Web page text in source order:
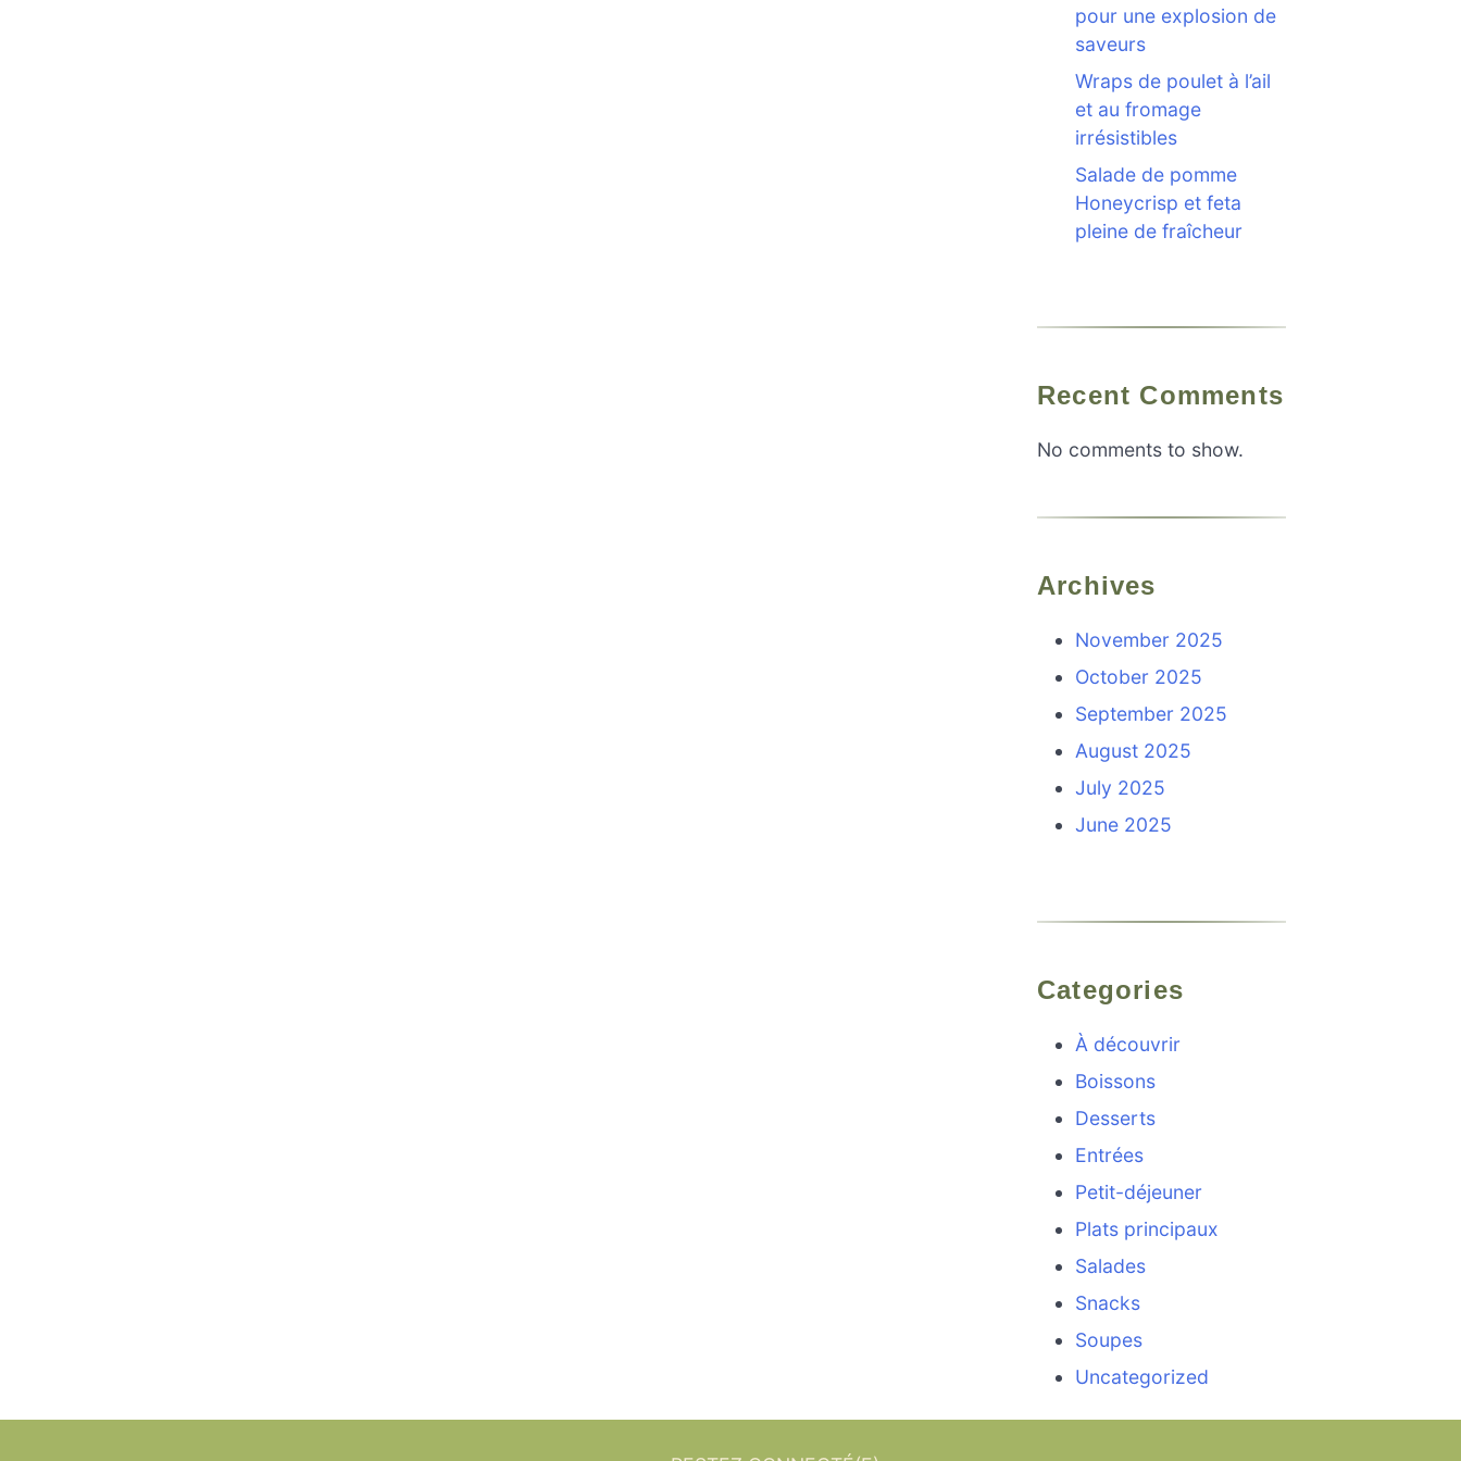
pour une explosion de
saveurs
Wraps de poulet à l’ail
et au fromage
irrésistibles
Salade de pomme
Honeycrisp et feta
pleine de fraîcheur
Recent Comments
No comments to show.
Archives
November 2025
October 2025
September 2025
August 2025
July 2025
June 2025
Categories
À découvrir
Boissons
Desserts
Entrées
Petit-déjeuner
Plats principaux
Salades
Snacks
Soupes
Uncategorized